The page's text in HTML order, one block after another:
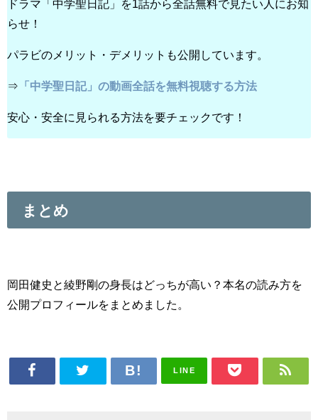
ドラマ「中学聖日記」を1話から全話無料で見たい人にお知
らせ！
パラビのメリット・デメリットも公開しています。
⇒ 「中学聖日記」の動画全話を無料視聴する方法
安心・安全に見られる方法を要チェックです！
まとめ
岡田健史と綾野剛の身長はどっちが高い？本名の読み方を
公開プロフィールをまとめました。
LINE